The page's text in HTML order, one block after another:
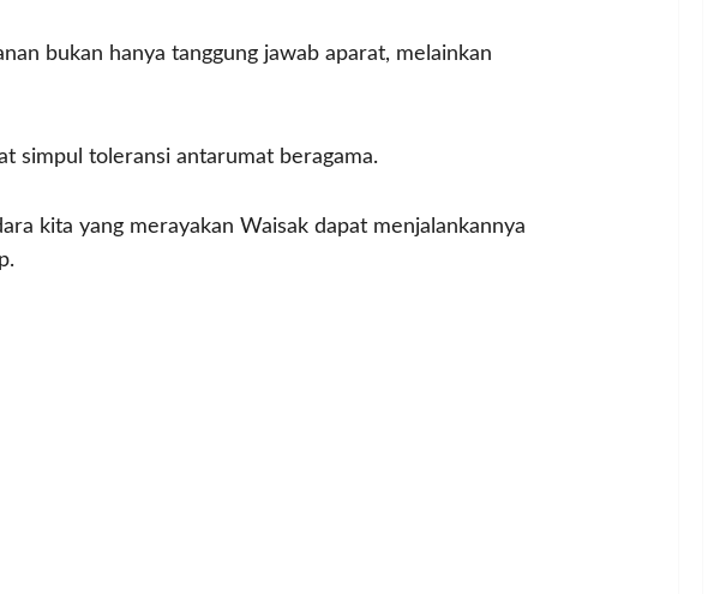
bukan hanya tanggung jawab aparat, melainkan
simpul toleransi antarumat beragama.
kita yang merayakan Waisak dapat menjalankannya